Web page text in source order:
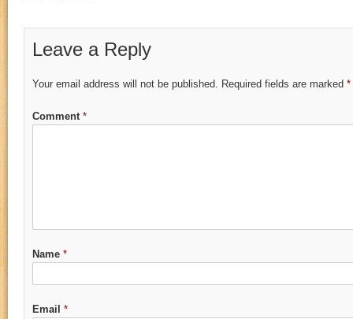
Leave a Reply
Your email address will not be published. Required fields are marked *
Comment *
Name *
Email *